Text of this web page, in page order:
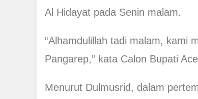
Al Hidayat pada Senin malam.
“Alhamdulillah tadi malam, kami
Pangarep,” kata Calon Bupati
Menurut Dulmusrid, dalam